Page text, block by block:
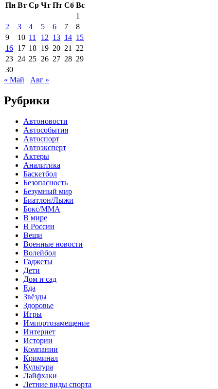
Пн Вт Ср Чт Пт Сб Вс
1
2
3 4 5 6 7
8
9
10 11 12 13 14 15
16 17 18 19 20 21
22
23 24 25 26 27 28 29
30
« Май
Авг »
Рубрики
Автоновости
Автособытия
Автоспорт
Автоэксперт
Актеры
Аналитика
Баскетбол
Безопасность
Безумный мир
Биатлон/Лыжи
Бокс/MMA
В мире
В России
Вещи
Военные новости
Волейбол
Гаджеты
Дети
Дом и сад
Еда
Звёзды
Здоровье
Игры
Импортозамещение
Интернет
Истории
Компании
Криминал
Культура
Лайфхаки
Летние виды спорта